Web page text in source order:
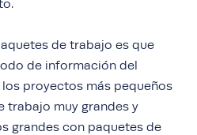
de trabajo es que
de información del
proyectos más pequeños
trabajo muy grandes y
grandes con paquetes de